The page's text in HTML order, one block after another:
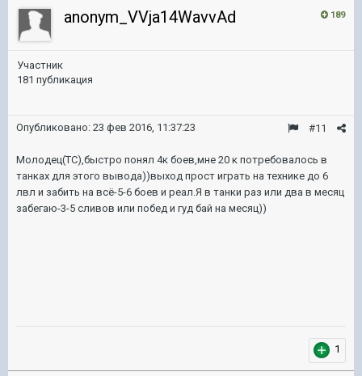
189
anonym_VVja14WavvAd
Участник
181 публикация
#11
Опубликовано: 23 фев 2016, 11:37:23
Молодец(ТС),быстро понял 4к боев,мне 20 к потребовалось в
танках для этого вывода))выход прост играть на технике до 6
лвл и забить на всё-5-6 боев и реал.Я в танки раз или два в месяц
забегаю-3-5 сливов или побед и гуд бай на месяц))
1